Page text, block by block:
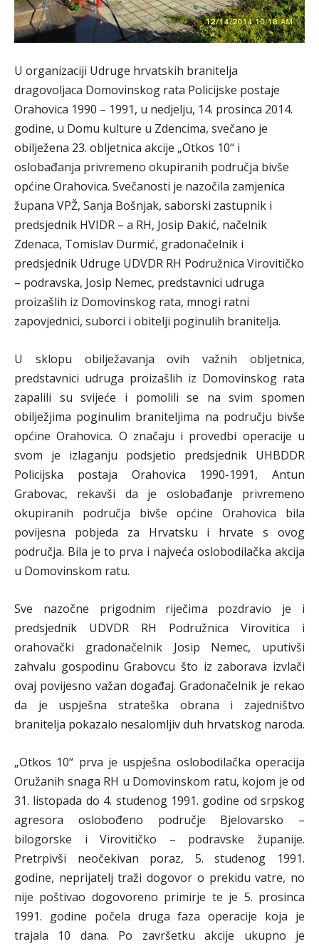
U organizaciji Udruge hrvatskih branitelja
dragovoljaca Domovinskog rata Policijske postaje
Orahovica 1990 – 1991, u nedjelju, 14. prosinca 2014.
godine, u Domu kulture u Zdencima, svečano je
obilježena 23. obljetnica akcije „Otkos 10“ i
oslobađanja privremeno okupiranih područja bivše
općine Orahovica. Svečanosti je nazočila zamjenica
župana VPŽ, Sanja Bošnjak, saborski zastupnik i
predsjednik HVIDR – a RH, Josip Đakić, načelnik
Zdenaca, Tomislav Durmić, gradonačelnik i
predsjednik Udruge UDVDR RH Podružnica Virovitičko
– podravska, Josip Nemec, predstavnici udruga
proizašlih iz Domovinskog rata, mnogi ratni
zapovjednici, suborci i obitelji poginulih branitelja.
U sklopu obilježavanja ovih važnih obljetnica,
predstavnici udruga proizašlih iz Domovinskog rata
zapalili su svijeće i pomolili se na svim spomen
obilježjima poginulim braniteljima na području bivše
općine Orahovica. O značaju i provedbi operacije u
svom je izlaganju podsjetio predsjednik UHBDDR
Policijska postaja Orahovica 1990-1991, Antun
Grabovac, rekavši da je oslobađanje privremeno
okupiranih područja bivše općine Orahovica bila
povijesna pobjeda za Hrvatsku i hrvate s ovog
područja. Bila je to prva i najveća oslobodilačka akcija
u Domovinskom ratu.
Sve nazočne prigodnim riječima pozdravio je i
predsjednik UDVDR RH Podružnica Virovitica i
orahovački gradonačelnik Josip Nemec, uputivši
zahvalu gospodinu Grabovcu što iz zaborava izvlači
ovaj povijesno važan događaj. Gradonačelnik je rekao
da je uspješna strateška obrana i zajedništvo
branitelja pokazalo nesalomljiv duh hrvatskog naroda.
„Otkos 10“ prva je uspješna oslobodilačka operacija
Oružanih snaga RH u Domovinskom ratu, kojom je od
31. listopada do 4. studenog 1991. godine od srpskog
agresora oslobođeno područje Bjelovarsko –
bilogorske i Virovitičko – podravske županije.
Pretrpivši neočekivan poraz, 5. studenog 1991.
godine, neprijatelj traži dogovor o prekidu vatre, no
nije poštivao dogovoreno primirje te je 5. prosinca
1991. godine počela druga faza operacije koja je
trajala 10 dana. Po završetku akcije ukupno je